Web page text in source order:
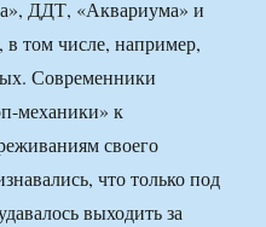
ДДТ, «Аквариума» и
в том числе, например,
Современники
механики» к
своего
что только под
выходить за